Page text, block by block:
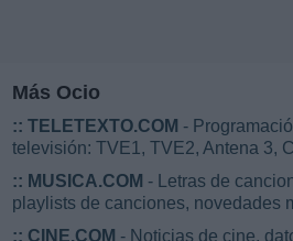
Más Ocio
:: TELETEXTO.COM -
televisión: TVE1, TVE2, Antena 3,
:: MUSICA.COM - Letras de
playlists de canciones, novedades
:: CINE.COM - Noticias de cine,